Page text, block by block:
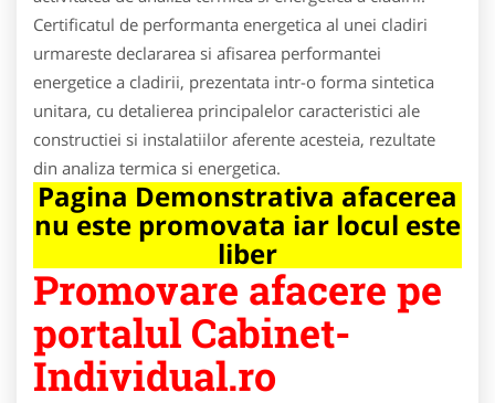
Certificatul de performanta energetica al unei cladiri
urmareste declararea si afisarea performantei
energetice a cladirii, prezentata intr-o forma sintetica
unitara, cu detalierea principalelor caracteristici ale
constructiei si instalatiilor aferente acesteia, rezultate
din analiza termica si energetica.
Pagina Demonstrativa afacerea
nu este promovata iar locul este
liber
Promovare afacere pe
portalul Cabinet-
Individual.ro